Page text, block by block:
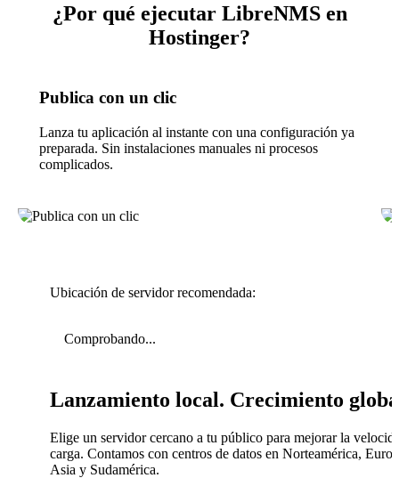
¿Por qué ejecutar LibreNMS en
Hostinger?
Publica con un clic
Lanza tu aplicación al instante con una configuración ya
preparada. Sin instalaciones manuales ni procesos
complicados.
Ubicación de servidor recomendada:
Comprobando...
Lanzamiento local. Crecimiento
Elige un servidor cercano a tu público para mejorar la
carga. Contamos con centros de datos en Norteamérica,
Asia y Sudamérica.